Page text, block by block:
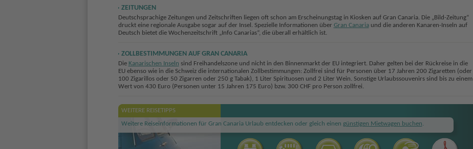
ZEITUNGEN
Deutschsprachige Zeitungen und Zeitschriften liegen oft schon am Erscheinungstag in Kiosken auf Gran Canaria. Die „Bild-Zeitung“
druckt eine regionale Ausgabe sogar auf der Insel. Spezielle Informationen über Gran Canariaund die anderen Kanaren-Inseln auf
Deutsch bietet die Wochenzeitschrift „Info Canarias“, die überall erhältlich ist.
ZOLLBESTIMMUNGEN AUF GRAN CANARIA
Die Kanarischen Inseln sind Freihandelszone und nicht in den Binnenmarkt der EU integriert. Daher gelten bei der Rückreise in die
EU ebenso wie in die Schweiz die internationalen Zollbestimmungen: Zollfrei sind für Personen über 17 Jahren 200 Zigaretten (oder
100 Zigarillos oder 50 Zigarren oder 250 g Tabak), 1 Liter Spirituosen und 2 Liter Wein. Sonstige Urlaubssouvenirs sind bis zu einem
Wert von 430 Euro (Personen unter 15 Jahren 175 Euro) bzw. 300 CHF pro Person zollfrei.
WEITERE REISETIPPS
Weitere Reiseinformationen für Gran Canaria Urlaub entdecken oder gleich einen günstigen Mietwagen buchen.